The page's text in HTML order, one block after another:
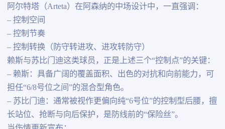
阿尔特塔（Arteta）在阿森纳的中场设计中，一直强调：
– 控制空间
– 控制节奏
– 控制转换（防守转进攻、进攻转防守）
赖斯与苏比门迪这类球员，正是上述三个“控制点”的关键：
– 赖斯：具备广阔的覆盖面积、出色的对抗和向前能力，可
担任“6/8号位之间”的混合型角色。
– 苏比门迪：通常被视作更偏向纯“6号位”的控制型后腰，擅
长站位、抢断与向后保护，是防线前的“保险丝”。